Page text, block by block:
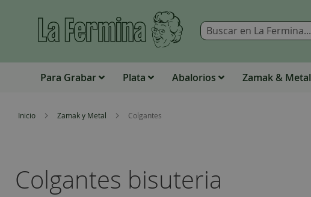
Para Grabar Plata Abalorios Zamak & Metal
Inicio Zamak y Metal Colgantes
Colgantes bisuteria